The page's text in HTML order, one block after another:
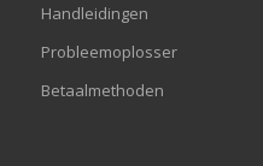
Handleidingen
Probleemoplosser
Betaalmethoden